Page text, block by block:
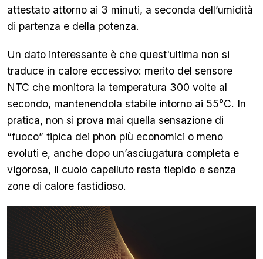
attestato attorno ai 3 minuti, a seconda dell’umidità
di partenza e della potenza.
Un dato interessante è che quest'ultima non si
traduce in calore eccessivo: merito del sensore
NTC che monitora la temperatura 300 volte al
secondo, mantenendola stabile intorno ai 55°C. In
pratica, non si prova mai quella sensazione di
“fuoco” tipica dei phon più economici o meno
evoluti e, anche dopo un’asciugatura completa e
vigorosa, il cuoio capelluto resta tiepido e senza
zone di calore fastidioso.